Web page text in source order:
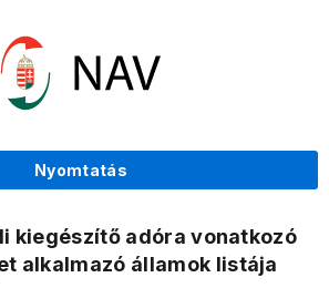
Nyomtatás
kiegészítő adóra vonatkozó
alkalmazó államok listája